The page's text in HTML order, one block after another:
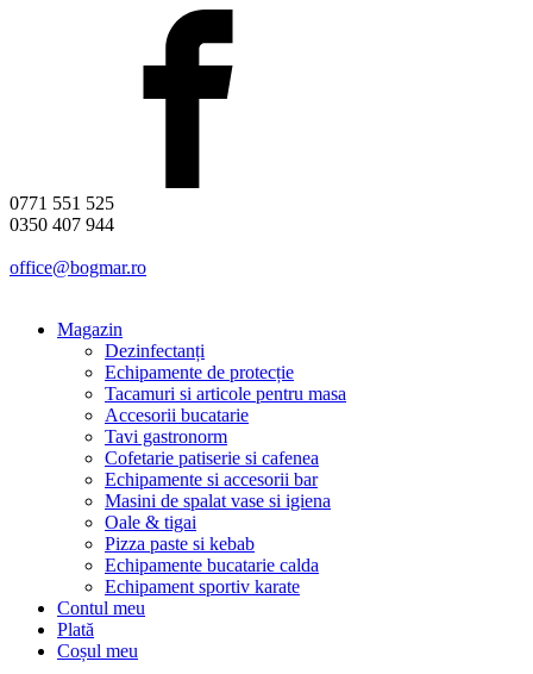
0771 551 525
0350 407 944
office@bogmar.ro
Magazin
Dezinfectanți
Echipamente de protecție
Tacamuri si articole pentru masa
Accesorii bucatarie
Tavi gastronorm
Cofetarie patiserie si cafenea
Echipamente si accesorii bar
Masini de spalat vase si igiena
Oale & tigai
Pizza paste si kebab
Echipamente bucatarie calda
Echipament sportiv karate
Contul meu
Plată
Coșul meu